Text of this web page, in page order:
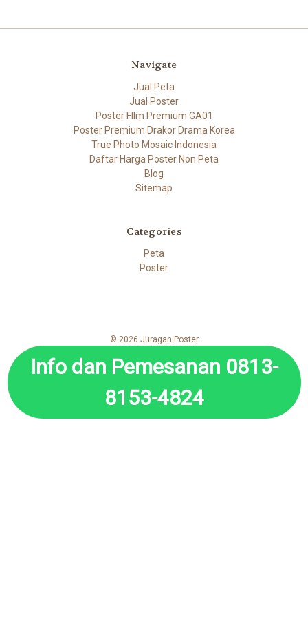
Navigate
Jual Peta
Jual Poster
Poster FIlm Premium GA01
Poster Premium Drakor Drama Korea
True Photo Mosaic Indonesia
Daftar Harga Poster Non Peta
Blog
Sitemap
Categories
Peta
Poster
© 2026 Juragan Poster
Info dan Pemesanan 0813-
8153-4824